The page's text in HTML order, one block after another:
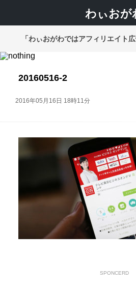
わぃおが
「わぃおがわではアフィリエイト
20160516-2
2016年05月16日 18時11分
SPONCERD